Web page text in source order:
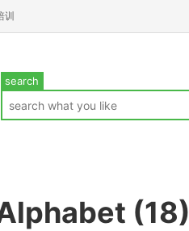
训
search
(18)